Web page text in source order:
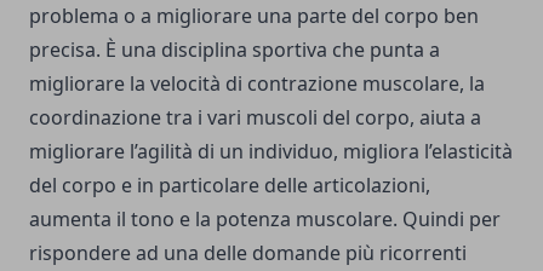
problema o a migliorare una parte del corpo ben
precisa. È una disciplina sportiva che punta a
migliorare la velocità di contrazione muscolare, la
coordinazione tra i vari muscoli del corpo, aiuta a
migliorare l’agilità di un individuo, migliora l’elasticità
del corpo e in particolare delle articolazioni,
aumenta il tono e la potenza muscolare. Quindi per
rispondere ad una delle domande più ricorrenti